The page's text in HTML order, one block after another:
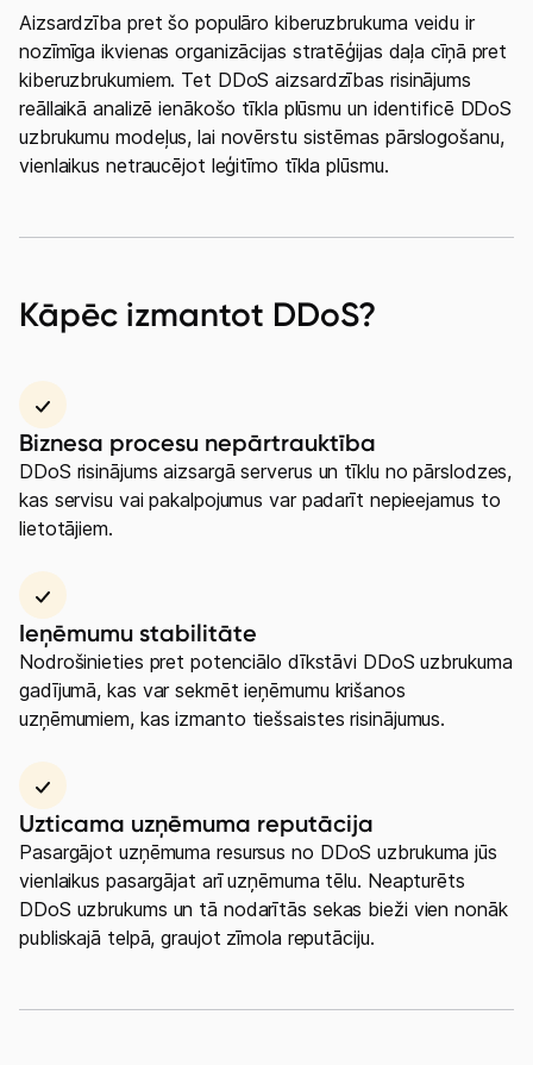
Mobilais internets 15,99 €
Apskati piedāvājumu
Izmēģini 14 dienas bez līgumsoda!
Aizsardzība pret šo populāro kiberuzbrukuma veidu ir
nozīmīga ikvienas organizācijas stratēģijas daļa cīņā pret
kiberuzbrukumiem. Tet DDoS aizsardzības risinājums
reāllaikā analizē ienākošo tīkla plūsmu un identificē DDoS
uzbrukumu modeļus, lai novērstu sistēmas pārslogošanu,
vienlaikus netraucējot leģitīmo tīkla plūsmu.
Kāpēc izmantot DDoS?
Biznesa procesu nepārtrauktība
DDoS risinājums aizsargā serverus un tīklu no pārslodzes,
kas servisu vai pakalpojumus var padarīt nepieejamus to
lietotājiem.
Ieņēmumu stabilitāte
Nodrošinieties pret potenciālo dīkstāvi DDoS uzbrukuma
gadījumā, kas var sekmēt ieņēmumu krišanos
uzņēmumiem, kas izmanto tiešsaistes risinājumus.
Uzticama uzņēmuma reputācija
Pasargājot uzņēmuma resursus no DDoS uzbrukuma jūs
vienlaikus pasargājat arī uzņēmuma tēlu. Neapturēts
DDoS uzbrukums un tā nodarītās sekas bieži vien nonāk
publiskajā telpā, graujot zīmola reputāciju.